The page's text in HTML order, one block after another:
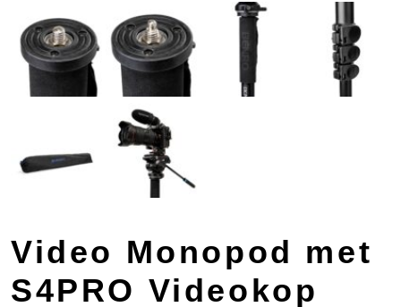
Video Monopod met
S4PRO Videokop